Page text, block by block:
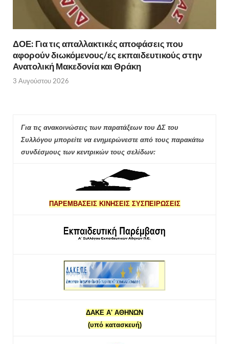
ΔΟΕ: Για τις απαλλακτικές αποφάσεις που
αφορούν διωκόμενους/ες εκπαιδευτικούς στην
Ανατολική Μακεδονία και Θράκη
3 Αυγούστου 2026
Για τις ανακοινώσεις των παρατάξεων του ΔΣ του
Συλλόγου μπορείτε να ενημερώνεστε από τους παρακάτω
συνδέσμους των κεντρικών τους σελίδων:
ΠΑΡΕΜΒΑΣΕΙΣ ΚΙΝΗΣΕΙΣ ΣΥΣΠΕΙΡΩΣΕΙΣ
ΔΑΚΕ Α' ΑΘΗΝΩΝ
(υπό κατασκευή)